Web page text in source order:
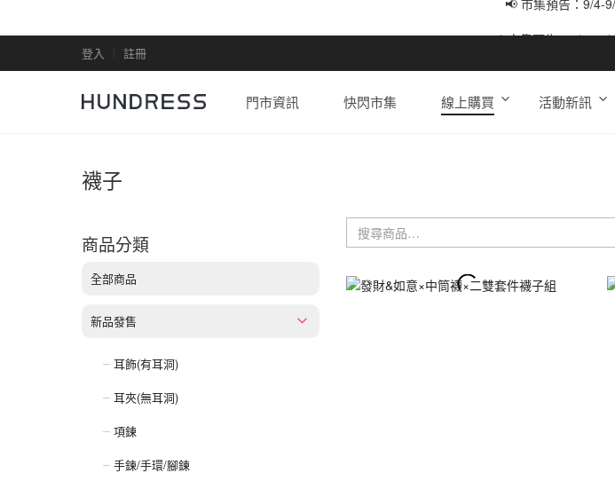
登入 註冊
門市資訊 快閃市集 線上購買 活動新訊
襪子
商品分類
全部商品
新品發售
耳飾(有耳洞)
耳夾(無耳洞)
項鍊
手鍊/手環/腳鍊